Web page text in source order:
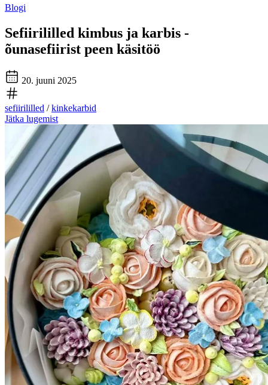
Blogi
Sefiirililled kimbus ja karbis -
õunasefiirist peen käsitöö
20. juuni 2025
sefiirililled /kinkekarbid
Jätka lugemist